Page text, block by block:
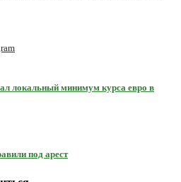
локальный минимум курса евро в
под арест